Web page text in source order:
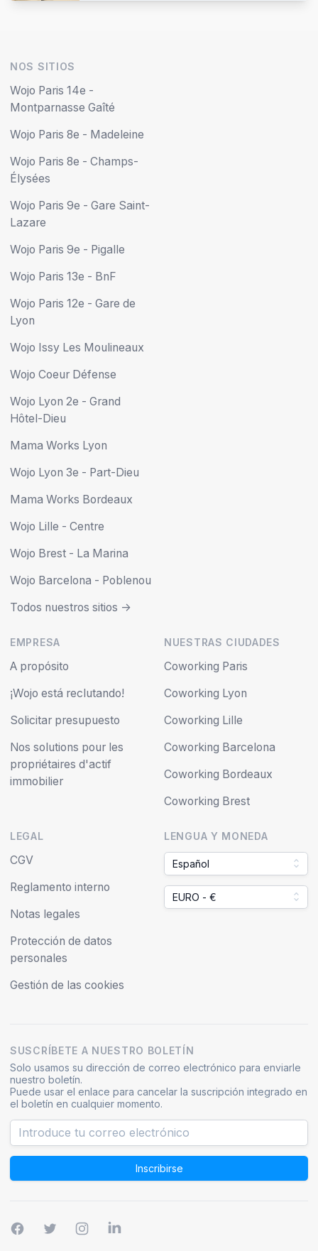
NOS SITIOS
Wojo Paris 14e -
Montparnasse Gaîté
Wojo Paris 8e - Madeleine
Wojo Paris 8e - Champs-
Élysées
Wojo Paris 9e - Gare Saint-
Lazare
Wojo Paris 9e - Pigalle
Wojo Paris 13e - BnF
Wojo Paris 12e - Gare de
Lyon
Wojo Issy Les Moulineaux
Wojo Coeur Défense
Wojo Lyon 2e - Grand
Hôtel-Dieu
Mama Works Lyon
Wojo Lyon 3e - Part-Dieu
Mama Works Bordeaux
Wojo Lille - Centre
Wojo Brest - La Marina
Wojo Barcelona - Poblenou
Todos nuestros sitios ->
EMPRESA
A propósito
¡Wojo está reclutando!
Solicitar presupuesto
Nos solutions pour les
propriétaires d'actif
immobilier
NUESTRAS CIUDADES
Coworking Paris
Coworking Lyon
Coworking Lille
Coworking Barcelona
Coworking Bordeaux
Coworking Brest
LEGAL
CGV
Reglamento interno
Notas legales
Protección de datos
personales
Gestión de las cookies
LENGUA Y MONEDA
Español
EURO - €
SUSCRÍBETE A NUESTRO BOLETÍN
Solo usamos su dirección de correo electrónico para enviarle
nuestro boletín.
Puede usar el enlace para cancelar la suscripción integrado en
el boletín en cualquier momento.
Inscribirse